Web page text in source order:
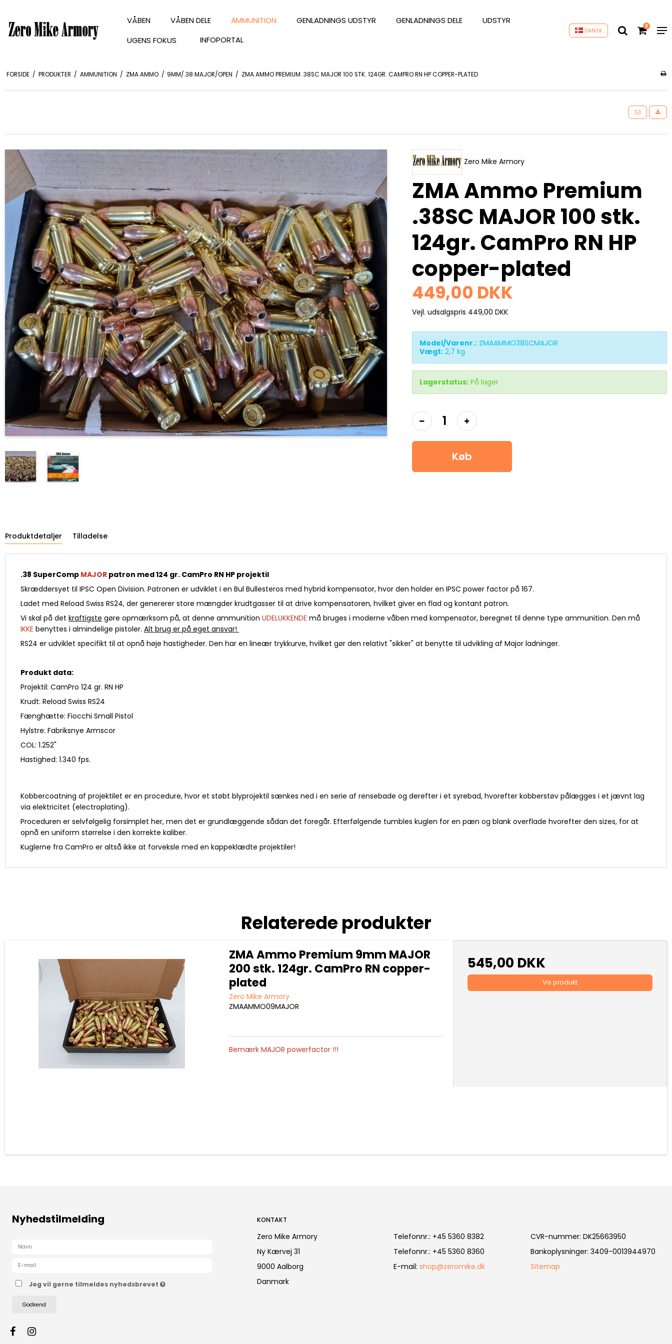
VÅBEN VÅBEN DELE AMMUNITION GENLADNINGS UDSTYR GENLADNINGS DELE
UDSTYR
UGENS FOKUS
INFOPORTAL
DANSK
0
FORSIDE / PRODUKTER / AMMUNITION / ZMA AMMO / 9MM/.38 MAJOR/OPEN / ZMA AMMO PREMIUM .38SC MAJOR 100 STK. 124GR. CAMPRO RN HP COPPER-PLATED
Zero Mike Armory
ZMA Ammo Premium
.38SC MAJOR 100 stk.
124gr. CamPro RN HP
copper-plated
449,00 DKK
Vejl. udsalgspris 449,00 DKK
Model/Varenr.: ZMAAMMO38SCMAJOR
Vægt: 2,7 kg.
Lagerstatus: På lager
Køb
Produktdetaljer Tilladelse
.38 SuperComp MAJOR patron med 124 gr. CamPro RN HP projektil
Skræddersyet til IPSC Open Division. Patronen er udviklet i en Bul Bullesteros med hybrid kompensator, hvor den holder en IPSC power factor på 167.
Ladet med Reload Swiss RS24, der genererer store mængder krudtgasser til at drive kompensatoren, hvilket giver en flad og kontant patron.
Vi skal på det kraftigste gøre opmærksom på, at denne ammunition UDELUKKENDE må bruges i moderne våben med kompensator, beregnet til denne type ammunition. Den må
IKKE benyttes i almindelige pistoler. Alt brug er på eget ansvar!
RS24 er udviklet specifikt til at opnå høje hastigheder. Den har en lineær trykkurve, hvilket gør den relativt "sikker" at benytte til udvikling af Major ladninger.
Produkt data:
Projektil: CamPro 124 gr. RN HP
Krudt: Reload Swiss RS24
Fænghætte: Fiocchi Small Pistol
Hylstre: Fabriksnye Armscor
COL: 1.252"
Hastighed: 1.340 fps.
Kobbercoatning af projektilet er en procedure, hvor et støbt blyprojektil sænkes ned i en serie af rensebade og derefter i et syrebad, hvorefter kobberstøv pålægges i et jævnt lag
via elektricitet (electroplating).
Proceduren er selvfølgelig forsimplet her, men det er grundlæggende sådan det foregår. Efterfølgende tumbles kuglen for en pæn og blank overflade hvorefter den sizes, for at
opnå en uniform størrelse i den korrekte kaliber.
Kuglerne fra CamPro er altså ikke at forveksle med en kappeklædte projektiler!
Relaterede produkter
ZMA Ammo Premium 9mm MAJOR
200 stk. 124gr. CamPro RN copper-
plated
Zero Mike Armory
ZMAAMMO09MAJOR
Bemærk MAJOR powerfactor !!!
545,00 DKK
Vis produkt
Nyhedstilmelding
Jeg vil gerne tilmeldes nyhedsbrevet
Godkend
KONTAKT
Zero Mike Armory
Ny Kærvej 31
9000 Aalborg
Danmark
Telefonnr.: +45 5360 8382
Telefonnr.: +45 5360 8360
E-mail: shop@zeromike.dk
CVR-nummer: DK25663950
Bankoplysninger: 3409-0013944970
Sitemap